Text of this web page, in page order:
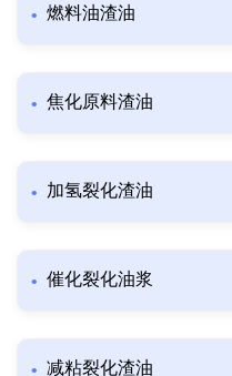
燃料油渣油
焦化原料渣油
加氢裂化渣油
催化裂化油浆
减粘裂化渣油